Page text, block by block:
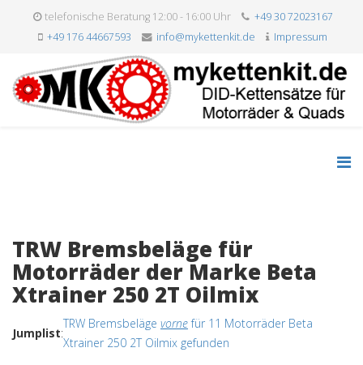
telefonische Beratung 12:00 - 16:00 Uhr
+49 30 72023167
+49 176 44667593
info@mykettenkit.de Impressum
TRW Bremsbeläge für
Motorräder der Marke Beta
Xtrainer 250 2T Oilmix
Jumplist:
TRW Bremsbeläge vornefür 11 Motorräder Beta
Xtrainer 250 2T Oilmix gefunden